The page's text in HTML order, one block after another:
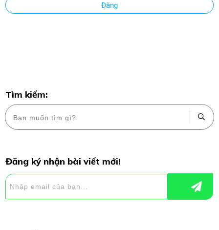
Đăng
Tìm kiếm:
Đăng ký nhận bài viết mới!